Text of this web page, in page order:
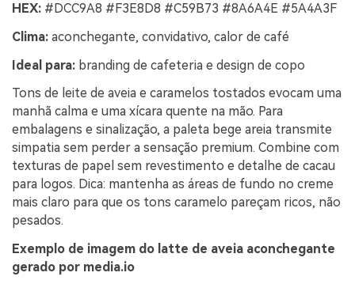
HEX: #DCC9A8 #F3E8D8 #C59B73 #8A6A4E #5A4A3F
Clima: aconchegante, convidativo, calor de café
Ideal para: branding de cafeteria e design de copo
Tons de leite de aveia e caramelos tostados evocam uma
manhã calma e uma xícara quente na mão. Para
embalagens e sinalização, a paleta bege areia transmite
simpatia sem perder a sensação premium. Combine com
texturas de papel sem revestimento e detalhe de cacau
para logos. Dica: mantenha as áreas de fundo no creme
mais claro para que os tons caramelo pareçam ricos, não
pesados.
Exemplo de imagem do latte de aveia aconchegante
gerado por media.io